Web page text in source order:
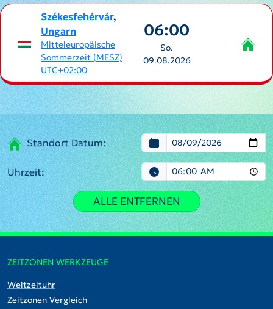
Székesfehérvár,
Ungarn
Mitteleuropäische
Sommerzeit (MESZ)
UTC+02:00
06:00
So.
09.08.2026
Standort Datum:
Uhrzeit:
ALLE ENTFERNEN
ZEITZONEN WERKZEUGE
Weltzeituhr
Zeitzonen Vergleich